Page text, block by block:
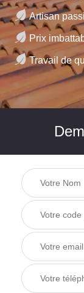
Artisan
Prix
Travail de